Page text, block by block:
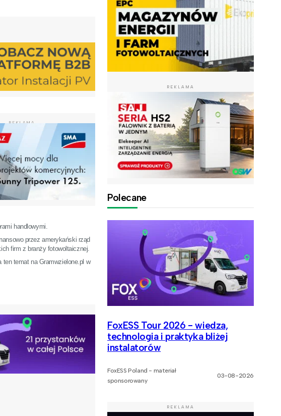
REKLAMA
handlowymi.
przez amerykański rząd
firm z branży fotowoltaicznej.
ten temat na Gramwzielone.pl w
REKLAMA
Polecane
FoxESS Tour 2026 - wiedza,
technologia i praktyka bliżej
instalatorów
FoxESS Poland - materiał
sponsorowany
03-08-2026
REKLAMA